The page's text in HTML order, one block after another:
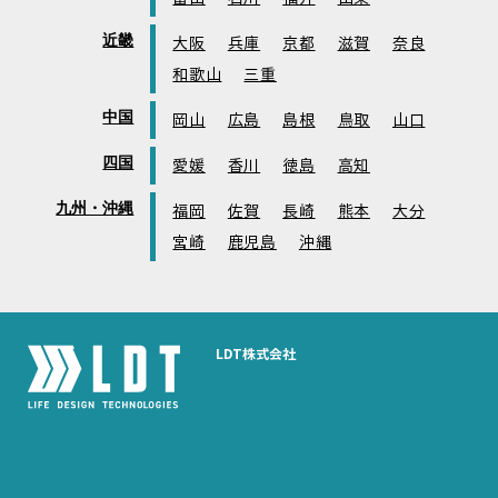
近畿 大阪 兵庫 京都 滋賀
奈良
和歌山
三重
中国 岡山 広島 島根 鳥取 山口
四国 愛媛 香川 徳島 高知
九州・沖縄 福岡 佐賀 長崎 熊本
大分
宮崎
鹿児島 沖縄
LDT株式会社